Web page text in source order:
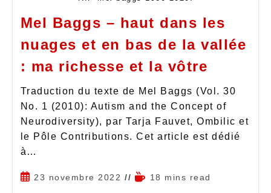
Mel Baggs – haut dans les
nuages et en bas de la vallée
: ma richesse et la vôtre
Traduction du texte de Mel Baggs (Vol. 30
No. 1 (2010): Autism and the Concept of
Neurodiversity), par Tarja Fauvet, Ombilic et
le Pôle Contributions. Cet article est dédié
à…
23 novembre 2022 18 mins read